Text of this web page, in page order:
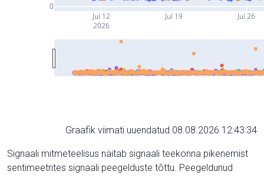
Jul 12
2026
Jul 19 Jul 26
0
Graafik viimati uuendatud 08.08.2026 12:43:34
Signaali mitmeteelisus näitab signaali teekonna pikenemist
sentimeetrites signaali peegelduste tõttu. Peegeldunud